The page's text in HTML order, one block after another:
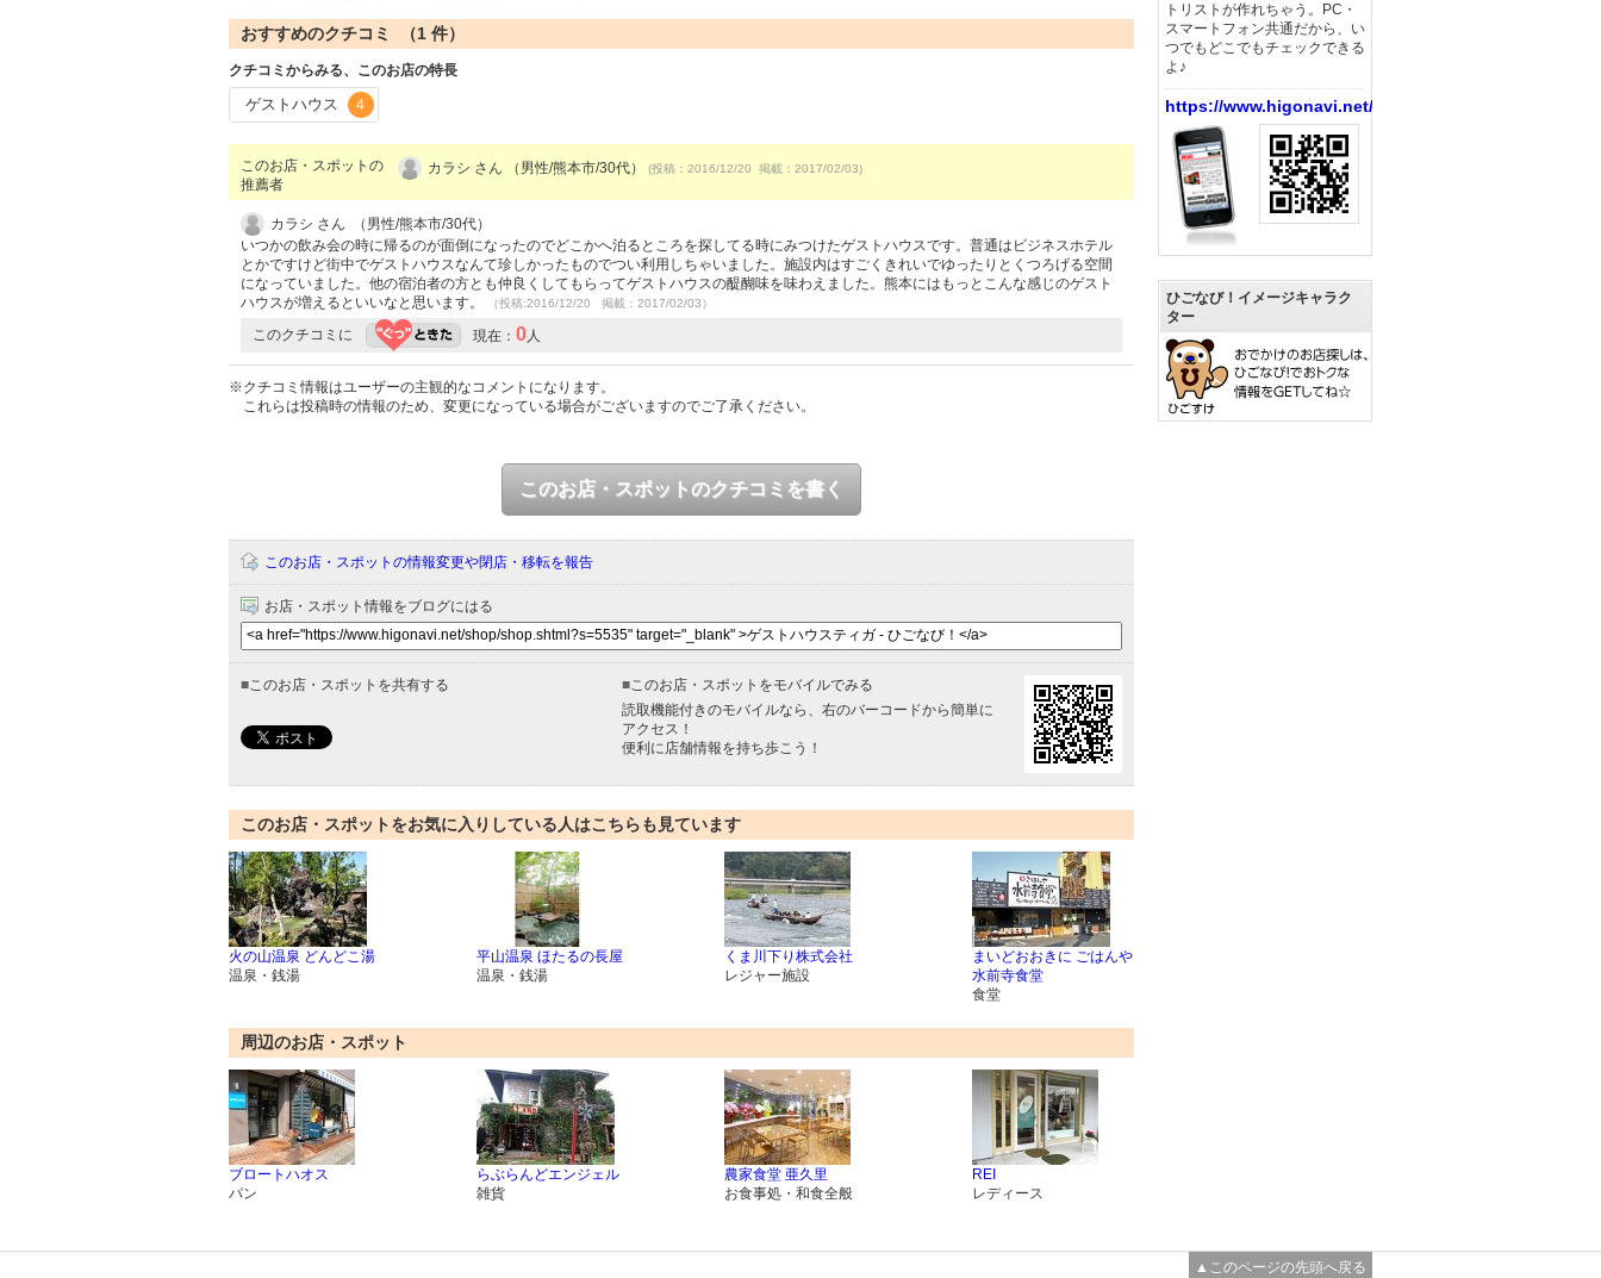
おすすめのクチコミ （1 件）
クチコミからみる、このお店の特長
ゲストハウス 4
このお店・スポットの
推薦者
カラシ さん （男性/熊本市/30代） (投稿：2016/12/20 掲載：2017/02/03)
カラシ さん （男性/熊本市/30代）
いつかの飲み会の時に帰るのが面倒になったのでどこかへ泊るところを探してる時にみつけたゲストハウスです。普通はビジネスホテル
とかですけど街中でゲストハウスなんて珍しかったものでつい利用しちゃいました。施設内はすごくきれいでゆったりとくつろげる空間
になっていました。他の宿泊者の方とも仲良くしてもらってゲストハウスの醍醐味を味わえました。熊本にはもっとこんな感じのゲスト
ハウスが増えるといいなと思います。
（投稿:2016/12/20 掲載：2017/02/03）
このクチコミに 現在： 0 人
※クチコミ情報はユーザーの主観的なコメントになります。
これらは投稿時の情報のため、変更になっている場合がございますのでご了承ください。
このお店・スポットのクチコミを書く
このお店・スポットの情報変更や閉店・移転を報告
お店・スポット情報をブログにはる
■ このお店・スポットを共有する ■ このお店・スポットをモバイルでみる
読取機能付きのモバイルなら、右のバーコードから簡単に
アクセス！
便利に店舗情報を持ち歩こう！
このお店・スポットをお気に入りしている人はこちらも見ています
火の山温泉 どんどこ湯
温泉・銭湯
平山温泉 ほたるの長屋
温泉・銭湯
くま川下り株式会社
レジャー施設
まいどおおきに ごはんや
水前寺食堂
食堂
周辺のお店・スポット
ブロートハオス
パン
らぶらんどエンジェル
雑貨
農家食堂 亜久里
お食事処・和食全般
REI
レディース
トリストが作れちゃう。PC・
スマートフォン共通だから、い
つでもどこでもチェックできる
よ♪
https://www.higonavi.net/
ひごなび！イメージキャラク
ター
▲このページの先頭へ戻る